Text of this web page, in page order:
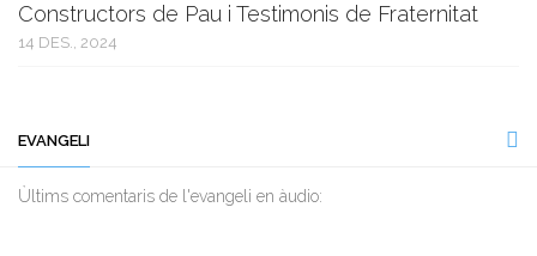
Constructors de Pau i Testimonis de Fraternitat
14 DES., 2024
EVANGELI
Ùltims comentaris de l'evangeli en àudio: